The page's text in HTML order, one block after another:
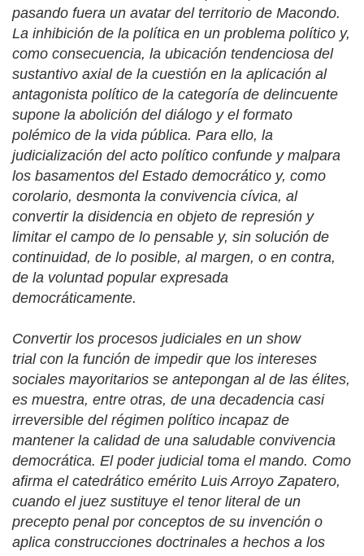
pasando fuera un avatar del territorio de Macondo.
La inhibición de la política en un problema político y,
como consecuencia, la ubicación tendenciosa del
sustantivo axial de la cuestión en la aplicación al
antagonista político de la categoría de delincuente
supone la abolición del diálogo y el formato
polémico de la vida pública. Para ello, la
judicialización del acto político confunde y malpara
los basamentos del Estado democrático y, como
corolario, desmonta la convivencia cívica, al
convertir la disidencia en objeto de represión y
limitar el campo de lo pensable y, sin solución de
continuidad, de lo posible, al margen, o en contra,
de la voluntad popular expresada
democráticamente.
Convertir los procesos judiciales en un show
trial con la función de impedir que los intereses
sociales mayoritarios se antepongan al de las élites,
es muestra, entre otras, de una decadencia casi
irreversible del régimen político incapaz de
mantener la calidad de una saludable convivencia
democrática. El poder judicial toma el mando. Como
afirma el catedrático emérito Luis Arroyo Zapatero,
cuando el juez sustituye el tenor literal de un
precepto penal por conceptos de su invención o
aplica construcciones doctrinales a hechos a los